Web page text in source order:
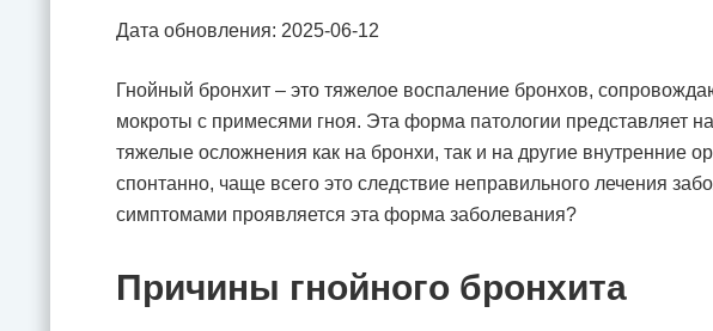
Дата обновления: 2025-06-12
Гнойный бронхит – это тяжелое воспаление бронхов,
мокроты с примесями гноя. Эта форма патологии представляет
тяжелые осложнения как на бронхи, так и на другие внутренние
спонтанно, чаще всего это следствие неправильного лечения
симптомами проявляется эта форма заболевания?
Причины гнойного бронхита